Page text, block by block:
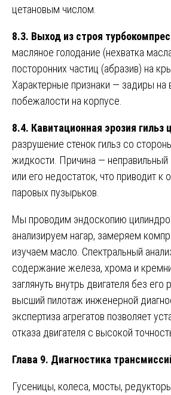
цетановым числом.
8.3. Выход из строя
масляное голодание (нехватка
посторонних частиц (абразив) на
Характерные признаки — задиры на
побежалости на корпусе.
8.4. Кавитационная эрозия гильз
разрушение стенок гильз со
жидкости. Причина — неправильный
или его недостаток, что приводит к
паровых пузырьков.
Мы проводим эндоскопию
анализируем нагар, замеряем
изучаем масло. Спектральный
содержание железа, хрома и
заглянуть внутрь двигателя без его
высший пилотаж инженерной
экспертиза агрегатов позволяет
отказа двигателя с высокой
Глава 9. Диагностика
Гусеницы, колеса, мосты,